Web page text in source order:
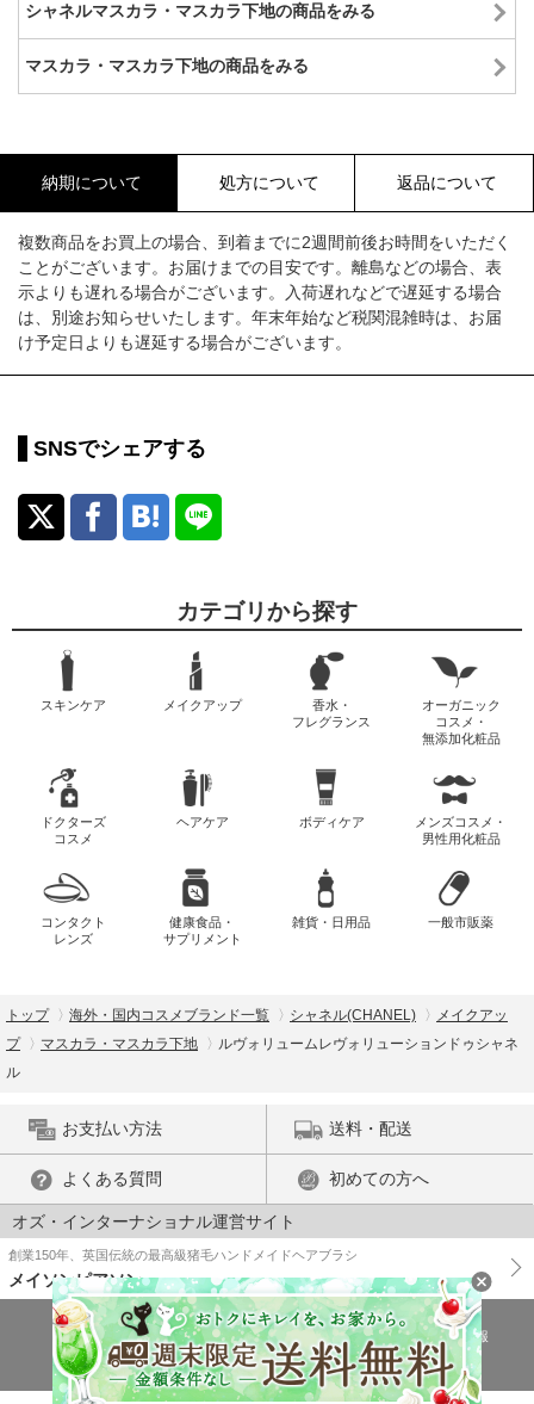
シャネルマスカラ・マスカラ下地の商品をみる
マスカラ・マスカラ下地の商品をみる
納期について 処方について 返品について
複数商品をお買上の場合、到着までに2週間前後お時間をいただく
ことがございます。お届けまでの目安です。離島などの場合、表
示よりも遅れる場合がございます。入荷遅れなどで遅延する場合
は、別途お知らせいたします。年末年始など税関混雑時は、お届
け予定日よりも遅延する場合がございます。
SNSでシェアする
カテゴリから探す
スキンケア メイクアップ
香水・
フレグランス
オーガニック
コスメ・
無添加化粧品
ドクターズ
コスメ
ヘアケア ボディケア
メンズコスメ・
男性用化粧品
コンタクト
レンズ
健康食品・
サプリメント
雑貨・日用品 一般市販薬
トップ 海外・国内コスメブランド一覧 シャネル(CHANEL)
メイクアッ
プ
マスカラ・マスカラ下地
ルヴォリュームレヴォリューションドゥシャネ
ル
お支払い方法 送料・配送
よくある質問 初めての方へ
オズ・インターナショナル運営サイト
創業150年、英国伝統の最高級猪毛ハンドメイドヘアブラシ
メイソンピアソン
特商法に基づく表示 プライバシーポリシー
医薬品販売許可証の情報
ご利用規約
PC版で表示